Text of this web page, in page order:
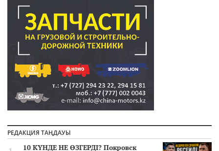
РЕДАКЦИЯ ТАҢДАУЫ
10 КҮНДЕ НЕ ӨЗГЕРДІ? Покровск